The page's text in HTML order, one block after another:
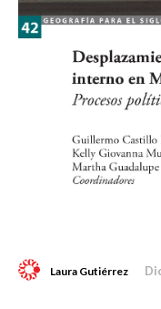
Laura Gutiérrez